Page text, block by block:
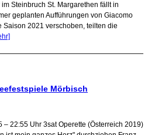
Steinbruch St. Margarethen fällt in
geplanten Aufführungen von Giacomo
Saison 2021 verschoben, teilten die
Mörbisch
– 22:55 Uhr 3sat Operette (Österreich 2019)